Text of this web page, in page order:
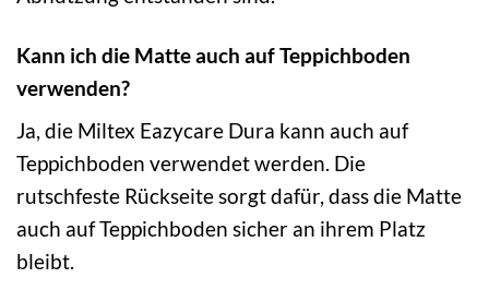
Kann ich die Matte auch auf Teppichboden
verwenden?
Ja, die Miltex Eazycare Dura kann auch auf
Teppichboden verwendet werden. Die
rutschfeste Rückseite sorgt dafür, dass die Matte
auch auf Teppichboden sicher an ihrem Platz
bleibt.